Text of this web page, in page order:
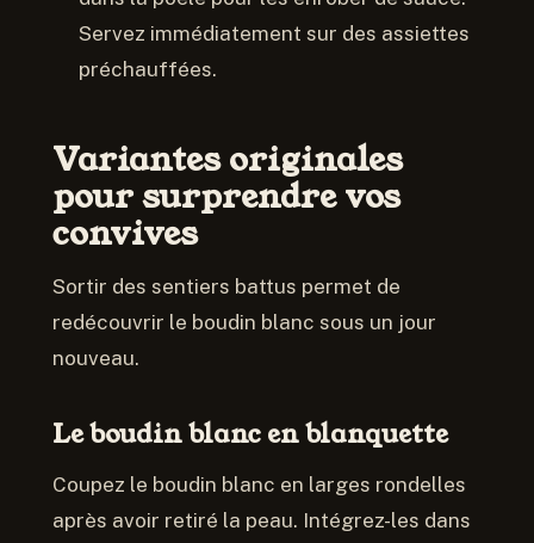
Servez immédiatement sur des assiettes
préchauffées.
Variantes originales
pour surprendre vos
convives
Sortir des sentiers battus permet de
redécouvrir le boudin blanc sous un jour
nouveau.
Le boudin blanc en blanquette
Coupez le boudin blanc en larges rondelles
après avoir retiré la peau. Intégrez-les dans